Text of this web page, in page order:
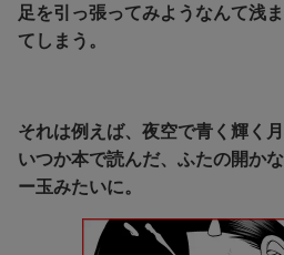
足を引っ張ってみようなんて浅
てしまう。
それは例えば、夜空で青く輝く月
いつか本で読んだ、ふたの開か
ー玉みたいに。